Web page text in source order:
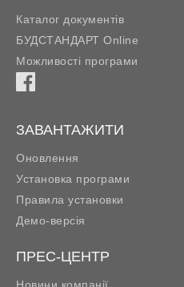
Каталог документів
БУДСТАНДАРТ Online
Можливості програми
ЗАВАНТАЖИТИ
Оновлення
Установка програми
Правила установки
Демо-версія
ПРЕС-ЦЕНТР